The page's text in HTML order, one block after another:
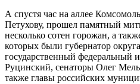
А спустя час на аллее
Петухову, прошел памятный
несколько сотен горожан, а
которых были губернатор
государственный федеральный
Руцинский, сенаторы Олег
также главы российских